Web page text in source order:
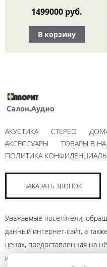
1499000 руб.
В корзину
АКУСТИКА СТЕРЕО
АКСЕССУАРЫ
ТОВАРЫ В
ПОЛИТИКА
ЗАКАЗАТЬ ЗВОНОК
Уважаемые посетители,
данный интернет-сайт, а
ценах, предоставленная на
информационный характер и